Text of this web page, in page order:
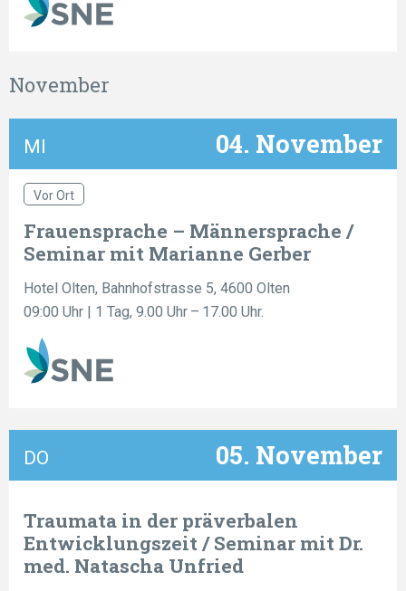
November
MI 04. November
Vor Ort
Frauensprache – Männersprache /
Seminar mit Marianne Gerber
Hotel Olten, Bahnhofstrasse 5, 4600 Olten
09:00 Uhr | 1 Tag, 9.00 Uhr – 17.00 Uhr.
DO 05. November
Traumata in der präverbalen
Entwicklungszeit / Seminar mit Dr.
med. Natascha Unfried